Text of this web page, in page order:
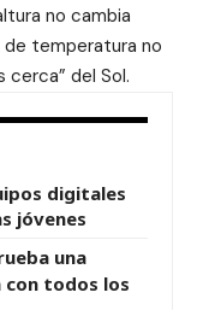
no cambia
de temperatura no
cerca” del Sol.
digitales
jóvenes
una
con todos los